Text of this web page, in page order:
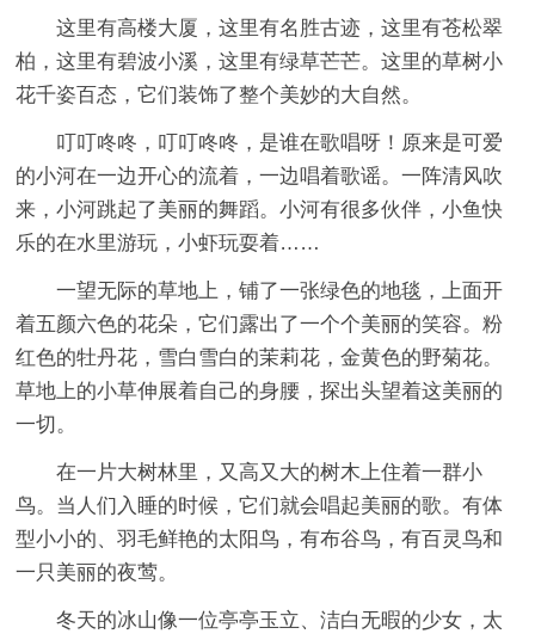
这里有高楼大厦，这里有名胜古迹，这里有苍松翠
柏，这里有碧波小溪，这里有绿草芒芒。这里的草树小
花千姿百态，它们装饰了整个美妙的大自然。
叮叮咚咚，叮叮咚咚，是谁在歌唱呀！原来是可爱
的小河在一边开心的流着，一边唱着歌谣。一阵清风吹
来，小河跳起了美丽的舞蹈。小河有很多伙伴，小鱼快
乐的在水里游玩，小虾玩耍着……
一望无际的草地上，铺了一张绿色的地毯，上面开
着五颜六色的花朵，它们露出了一个个美丽的笑容。粉
红色的牡丹花，雪白雪白的茉莉花，金黄色的野菊花。
草地上的小草伸展着自己的身腰，探出头望着这美丽的
一切。
在一片大树林里，又高又大的树木上住着一群小
鸟。当人们入睡的时候，它们就会唱起美丽的歌。有体
型小小的、羽毛鲜艳的太阳鸟，有布谷鸟，有百灵鸟和
一只美丽的夜莺。
冬天的冰山像一位亭亭玉立、洁白无暇的少女，太